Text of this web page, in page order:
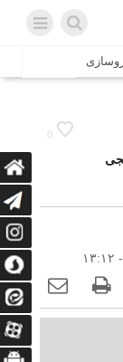
داروسازی
با
کراچی
0